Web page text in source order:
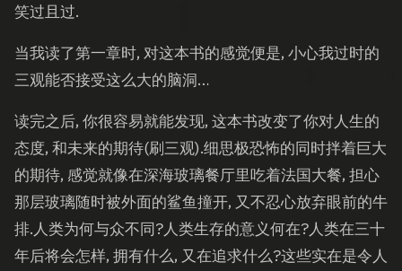
笑过且过.
当我读了第一章时, 对这本书的感觉便是, 小心我过时的
三观能否接受这么大的脑洞…
读完之后, 你很容易就能发现, 这本书改变了你对人生的
态度, 和未来的期待(刷三观).细思极恐怖的同时拌着巨大
的期待, 感觉就像在深海玻璃餐厅里吃着法国大餐, 担心
那层玻璃随时被外面的鲨鱼撞开, 又不忍心放弃眼前的牛
排.人类为何与众不同?人类生存的意义何在?人类在三十
年后将会怎样, 拥有什么, 又在追求什么?这些实在是令人